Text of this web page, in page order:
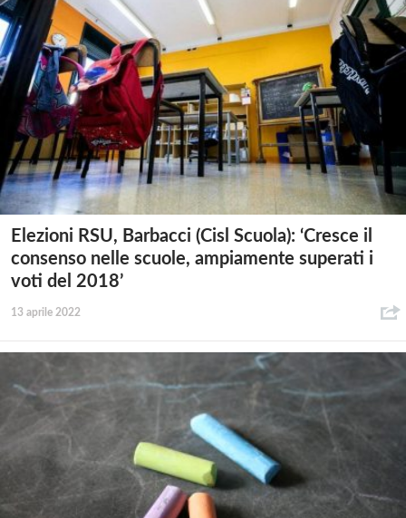
Elezioni RSU, Barbacci (Cisl Scuola): ‘Cresce il
consenso nelle scuole, ampiamente superati i
voti del 2018’
13 aprile 2022